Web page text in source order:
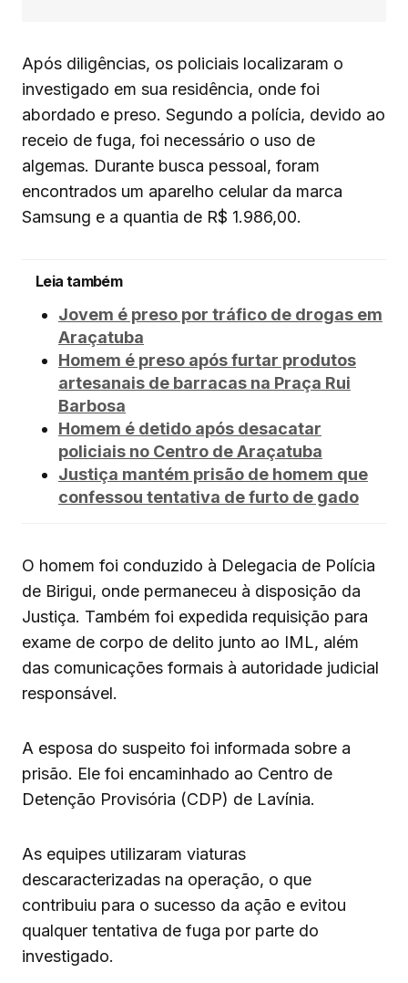
Após diligências, os policiais localizaram o
investigado em sua residência, onde foi
abordado e preso. Segundo a polícia, devido ao
receio de fuga, foi necessário o uso de
algemas. Durante busca pessoal, foram
encontrados um aparelho celular da marca
Samsung e a quantia de R$ 1.986,00.
Leia também
Jovem é preso por tráfico de drogas em
Araçatuba
Homem é preso após furtar produtos
artesanais de barracas na Praça Rui
Barbosa
Homem é detido após desacatar
policiais no Centro de Araçatuba
Justiça mantém prisão de homem que
confessou tentativa de furto de gado
O homem foi conduzido à Delegacia de Polícia
de Birigui, onde permaneceu à disposição da
Justiça. Também foi expedida requisição para
exame de corpo de delito junto ao IML, além
das comunicações formais à autoridade judicial
responsável.
A esposa do suspeito foi informada sobre a
prisão. Ele foi encaminhado ao Centro de
Detenção Provisória (CDP) de Lavínia.
As equipes utilizaram viaturas
descaracterizadas na operação, o que
contribuiu para o sucesso da ação e evitou
qualquer tentativa de fuga por parte do
investigado.